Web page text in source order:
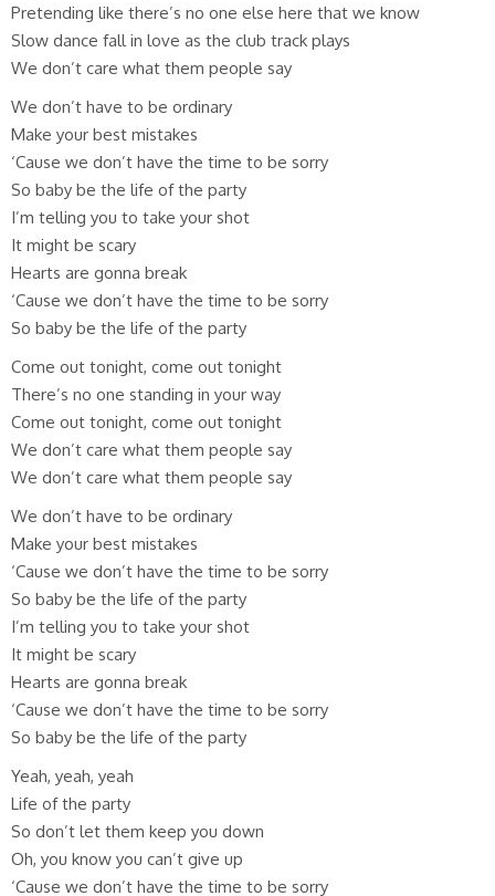
Pretending like there’s no one else here that we know
Slow dance fall in love as the club track plays
We don’t care what them people say
We don’t have to be ordinary
Make your best mistakes
‘Cause we don’t have the time to be sorry
So baby be the life of the party
I’m telling you to take your shot
It might be scary
Hearts are gonna break
‘Cause we don’t have the time to be sorry
So baby be the life of the party
Come out tonight, come out tonight
There’s no one standing in your way
Come out tonight, come out tonight
We don’t care what them people say
We don’t care what them people say
We don’t have to be ordinary
Make your best mistakes
‘Cause we don’t have the time to be sorry
So baby be the life of the party
I’m telling you to take your shot
It might be scary
Hearts are gonna break
‘Cause we don’t have the time to be sorry
So baby be the life of the party
Yeah, yeah, yeah
Life of the party
So don’t let them keep you down
Oh, you know you can’t give up
‘Cause we don’t have the time to be sorry